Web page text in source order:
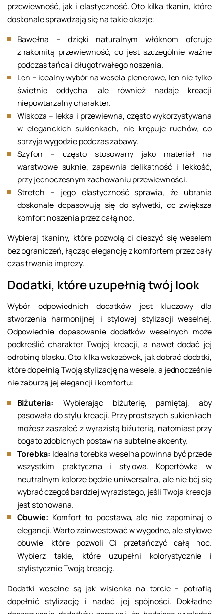
przewiewność, jak i elastyczność. Oto kilka tkanin, które
doskonale sprawdzają się na takie okazje:
Bawełna – dzięki naturalnym włóknom oferuje
znakomitą przewiewność, co jest szczególnie ważne
podczas tańca i długotrwałego noszenia.
Len – idealny wybór na wesela plenerowe, len nie tylko
świetnie oddycha, ale również nadaje kreacji
niepowtarzalny charakter.
Wiskoza – lekka i przewiewna, często wykorzystywana
w eleganckich sukienkach, nie krępuje ruchów, co
sprzyja wygodzie podczas zabawy.
Szyfon – często stosowany jako materiał na
warstwowe suknie, zapewnia delikatność i lekkość,
przy jednoczesnym zachowaniu przewiewności.
Stretch – jego elastyczność sprawia, że ubrania
doskonale dopasowują się do sylwetki, co zwiększa
komfort noszenia przez całą noc.
Wybieraj tkaniny, które pozwolą ci cieszyć się weselem
bez ograniczeń, łącząc elegancję z komfortem przez cały
czas trwania imprezy.
Dodatki, które uzupełnią twój look
Wybór odpowiednich dodatków jest kluczowy dla
stworzenia harmonijnej i stylowej stylizacji weselnej.
Odpowiednie dopasowanie dodatków weselnych może
podkreślić charakter Twojej kreacji, a nawet dodać jej
odrobinę blasku. Oto kilka wskazówek, jak dobrać dodatki,
które dopełnią Twoją stylizację na wesele, a jednocześnie
nie zaburzą jej elegancji i komfortu:
Biżuteria: Wybierając biżuterię, pamiętaj, aby
pasowała do stylu kreacji. Przy prostszych sukienkach
możesz zaszaleć z wyrazistą biżuterią, natomiast przy
bogato zdobionych postaw na subtelne akcenty.
Torebka: Idealna torebka weselna powinna być przede
wszystkim praktyczna i stylowa. Kopertówka w
neutralnym kolorze będzie uniwersalna, ale nie bój się
wybrać czegoś bardziej wyrazistego, jeśli Twoja kreacja
jest stonowana.
Obuwie: Komfort to podstawa, ale nie zapominaj o
elegancji. Warto zainwestować w wygodne, ale stylowe
obuwie, które pozwoli Ci przetańczyć całą noc.
Wybierz takie, które uzupełni kolorystycznie i
stylistycznie Twoją kreację.
Dodatki weselne są jak wisienka na torcie – potrafią
dopełnić stylizację i nadać jej spójności. Dokładne